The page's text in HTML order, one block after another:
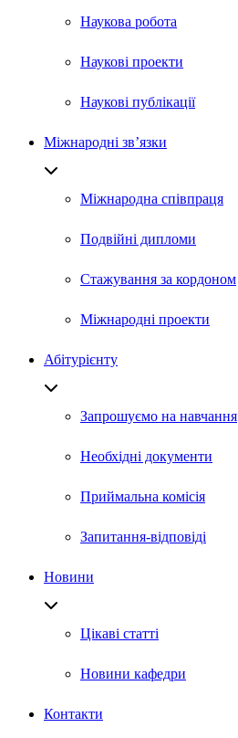
Наукова робота
Наукові проекти
Наукові публікації
Міжнародні зв’язки
Міжнародна співпраця
Подвійні дипломи
Стажування за кордоном
Міжнародні проекти
Абітурієнту
Запрошуємо на навчання
Необхідні документи
Приймальна комісія
Запитання-відповіді
Новини
Цікаві статті
Новини кафедри
Контакти